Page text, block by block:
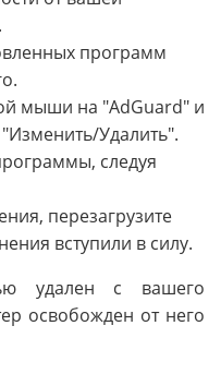
программ
мыши на "AdGuard" и
Удалить".
следуя
перезагрузите
вступили в силу.
удален с вашего
освобожден от него